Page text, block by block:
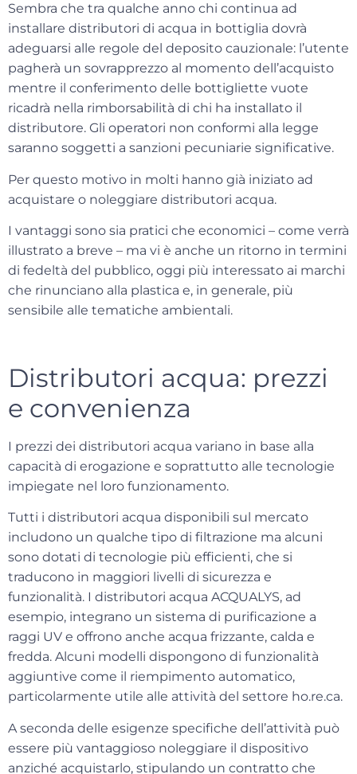
Sembra che tra qualche anno chi continua ad
installare distributori di acqua in bottiglia dovrà
adeguarsi alle regole del deposito cauzionale: l’utente
pagherà un sovrapprezzo al momento dell’acquisto
mentre il conferimento delle bottigliette vuote
ricadrà nella rimborsabilità di chi ha installato il
distributore. Gli operatori non conformi alla legge
saranno soggetti a sanzioni pecuniarie significative.
Per questo motivo in molti hanno già iniziato ad
acquistare o noleggiare distributori acqua.
I vantaggi sono sia pratici che economici – come verrà
illustrato a breve – ma vi è anche un ritorno in termini
di fedeltà del pubblico, oggi più interessato ai marchi
che rinunciano alla plastica e, in generale, più
sensibile alle tematiche ambientali.
Distributori acqua: prezzi
e convenienza
I prezzi dei distributori acqua variano in base alla
capacità di erogazione e soprattutto alle tecnologie
impiegate nel loro funzionamento.
Tutti i distributori acqua disponibili sul mercato
includono un qualche tipo di filtrazione ma alcuni
sono dotati di tecnologie più efficienti, che si
traducono in maggiori livelli di sicurezza e
funzionalità. I distributori acqua ACQUALYS, ad
esempio, integrano un sistema di purificazione a
raggi UV e offrono anche acqua frizzante, calda e
fredda. Alcuni modelli dispongono di funzionalità
aggiuntive come il riempimento automatico,
particolarmente utile alle attività del settore ho.re.ca.
A seconda delle esigenze specifiche dell’attività può
essere più vantaggioso noleggiare il dispositivo
anziché acquistarlo, stipulando un contratto che